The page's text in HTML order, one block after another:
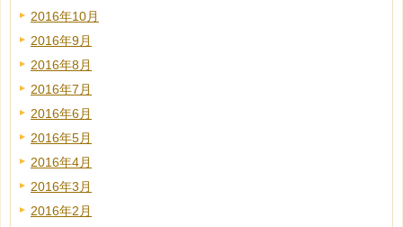
2016年10月
2016年9月
2016年8月
2016年7月
2016年6月
2016年5月
2016年4月
2016年3月
2016年2月